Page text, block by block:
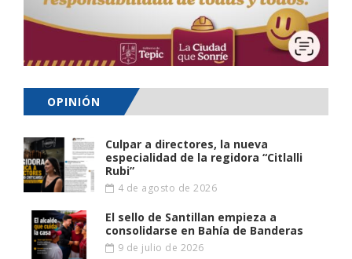
OPINIÓN
Culpar a directores, la nueva
especialidad de la regidora “Citlalli
Rubi”
4 de agosto de 2026
El sello de Santillan empieza a
consolidarse en Bahía de Banderas
9 de julio de 2026